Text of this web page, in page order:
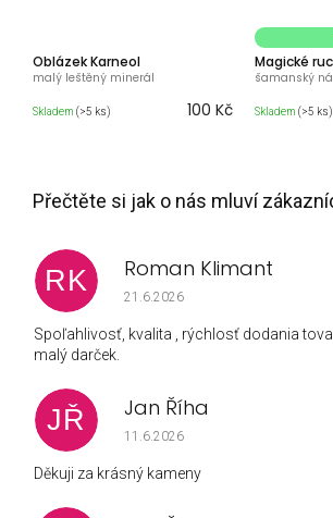
Oblázek Karneol
malý leštěný minerál
Skladem (>5 ks) 100 Kč
Magické
šamanský
Skladem (>5 ks)
RK Roman Klimant
Hodnocení obchodu je 5 z 5
21.6.2026
Spoľahlivosť, kvalita , rýchlosť dodania
malý darček.
JŘ Jan Říha
Hodnocení obchodu je 5 z 5
11.6.2026
Děkuji za krásný kameny